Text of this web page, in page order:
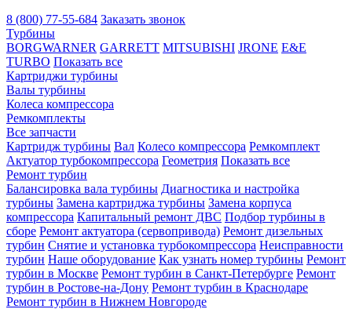
8 (800) 77-55-684 Заказать звонок
Турбины
BORGWARNER GARRETT MITSUBISHI JRONE E&E
TURBO Показать все
Картриджи турбины
Валы турбины
Колеса компрессора
Ремкомплекты
Все запчасти
Картридж турбины Вал Колесо компрессора Ремкомплект
Актуатор турбокомпрессора Геометрия Показать все
Ремонт турбин
Балансировка вала турбины Диагностика и настройка
турбины Замена картриджа турбины Замена корпуса
компрессора Капитальный ремонт ДВС Подбор турбины в
сборе Ремонт актуатора (сервопривода) Ремонт дизельных
турбин Снятие и установка турбокомпрессора Неисправности
турбин Наше оборудование Как узнать номер турбины Ремонт
турбин в Москве Ремонт турбин в Санкт-Петербурге Ремонт
турбин в Ростове-на-Дону Ремонт турбин в Краснодаре
Ремонт турбин в Нижнем Новгороде